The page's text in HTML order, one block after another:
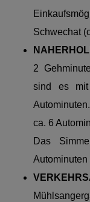
Schwechat
2
sind es
ca. 6
Das